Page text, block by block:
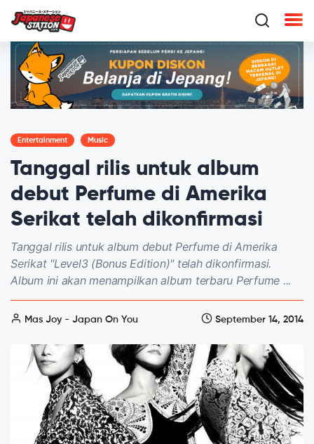
Entertainment Music
Tanggal rilis untuk album
debut Perfume di Amerika
Serikat telah dikonfirmasi
Tanggal rilis untuk album debut Perfume di Amerika
Serikat "Level3 (Bonus Edition)" telah dikonfirmasi.
Album ini akan menampilkan album terbaru Perfume ...
Mas Joy - Japan On You September 14, 2014